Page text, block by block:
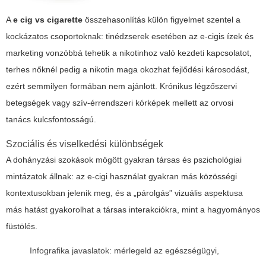
Ae cig vs cigarette összehasonlítás külön figyelmet szentel a
kockázatos csoportoknak: tinédzserek esetében az e-cigis ízek és
marketing vonzóbbá tehetik a nikotinhoz való kezdeti kapcsolatot,
terhes nőknél pedig a nikotin maga okozhat fejlődési károsodást,
ezért semmilyen formában nem ajánlott. Krónikus légzőszervi
betegségek vagy szív-érrendszeri kórképek mellett az orvosi
tanács kulcsfontosságú.
Szociális és viselkedési különbségek
A dohányzási szokások mögött gyakran társas és pszichológiai
mintázatok állnak: az e-cigi használat gyakran más közösségi
kontextusokban jelenik meg, és a „párolgás” vizuális aspektusa
más hatást gyakorolhat a társas interakciókra, mint a hagyományos
füstölés.
Infografika javaslatok: mérlegeld az egészségügyi,